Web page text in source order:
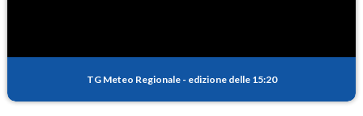
PM25
TG Meteo Regionale - edizione delle 15:20